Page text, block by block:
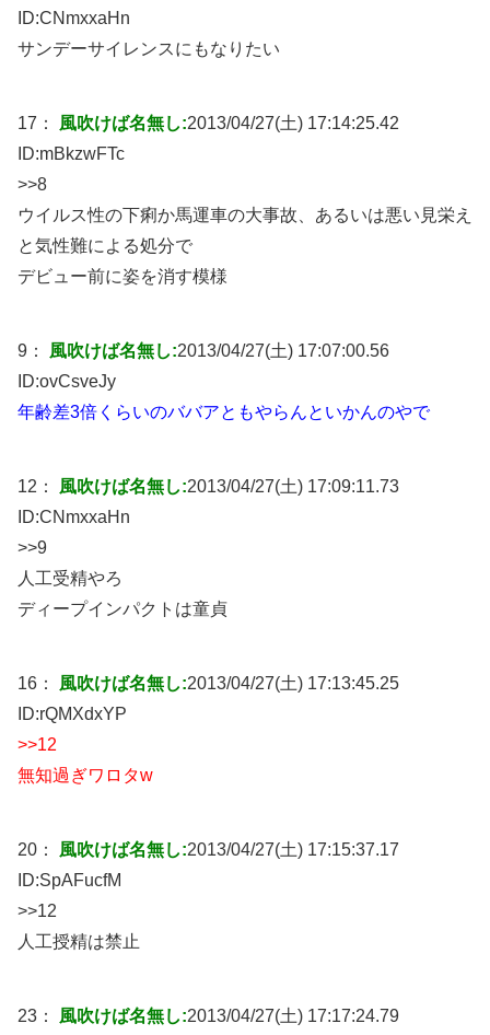
ID:CNmxxaHn
サンデーサイレンスにもなりたい
17： 風吹けば名無し:2013/04/27(土) 17:14:25.42
ID:mBkzwFTc
>>8
ウイルス性の下痢か馬運車の大事故、あるいは悪い見栄え
と気性難による処分で
デビュー前に姿を消す模様
9： 風吹けば名無し:2013/04/27(土) 17:07:00.56
ID:ovCsveJy
年齢差3倍くらいのババアともやらんといかんのやで
12： 風吹けば名無し:2013/04/27(土) 17:09:11.73
ID:CNmxxaHn
>>9
人工受精やろ
ディープインパクトは童貞
16： 風吹けば名無し:2013/04/27(土) 17:13:45.25
ID:rQMXdxYP
>>12
無知過ぎワロタw
20： 風吹けば名無し:2013/04/27(土) 17:15:37.17
ID:SpAFucfM
>>12
人工授精は禁止
23： 風吹けば名無し:2013/04/27(土) 17:17:24.79